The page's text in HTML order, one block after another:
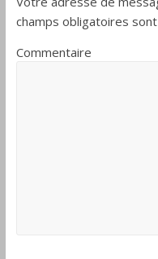
champs obligatoires
Commentaire